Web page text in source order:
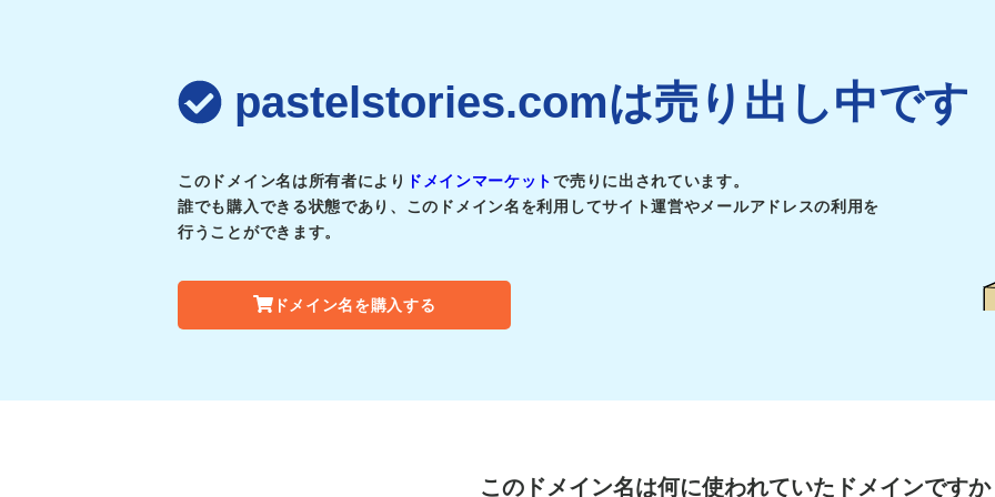
pastelstories.comは売り出し中です
このドメイン名は所有者により ドメインマーケットで売りに出されています。
誰でも購入できる状態であり、このドメイン名を利用してサイト運営やメールアドレスの利用を
行うことができます。
ドメイン名を購入する
このドメイン名は何に使われていたドメインですか